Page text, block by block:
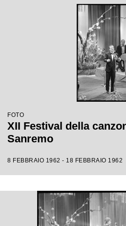
FOTO
XII Festival della
Sanremo
8 FEBBRAIO 1962 - 18 FEBBRAIO 1962